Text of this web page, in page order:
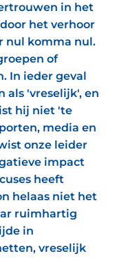
in het
het verhoor
nul komma nul.
of
In ieder geval
als 'vreselijk', en
hij niet 'te
media en
onze leider
impact
heeft
helaas niet het
ruimhartig
in
vreselijk